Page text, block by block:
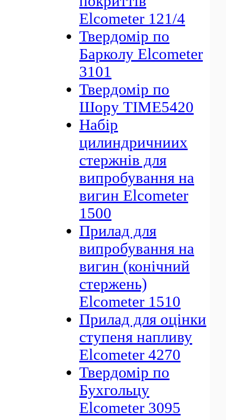
Elcometer 121/4
Твердомір по
Барколу Elcometer
3101
Твердомір по
Шору ТIME5420
Набір
цилиндричниих
стержнів для
випробування на
вигин Elcometer
1500
Прилад для
випробування на
вигин (конічний
стержень)
Elcometer 1510
Прилад для оцінки
ступеня напливу
Elcometer 4270
Твердомір по
Бухгольцу
Elcometer 3095